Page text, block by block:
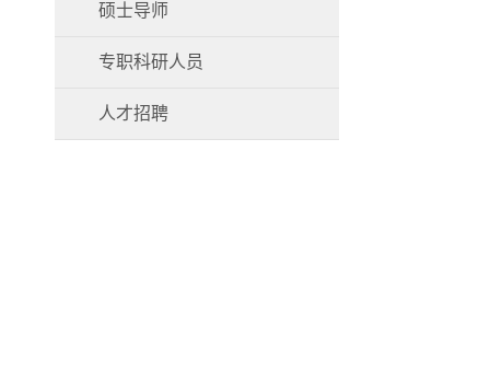
硕士导师
专职科研人员
人才招聘